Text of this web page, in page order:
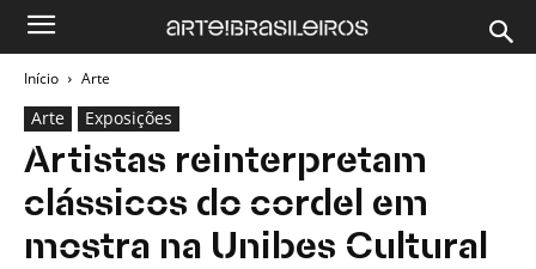
Início Arte
Arte Exposições
Artistas reinterpretam
clássicos do cordel em
mostra na Unibes Cultural